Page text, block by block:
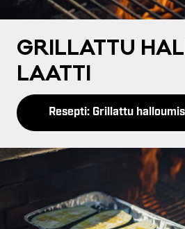
GRIL­LAT­TU
LAAT­TI
Resepti: Grillattu